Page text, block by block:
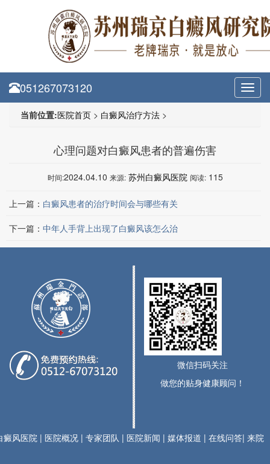
051267073120
当前位置:医院首页 > 白癜风治疗方法 >
心理问题对白癜风患者的普遍伤害
时间:2024.04.10 来源: 苏州白癜风医院 阅读: 115
上一篇： 白癜风患者的治疗时间会与哪些有关
下一篇： 中年人手背上出现了白癜风该怎么治
微信扫码关注
做您的贴身健康顾问！
癜风医院 | 医院概况 |专家团队 | 医院新闻 |媒体报道 |在线问答|来院